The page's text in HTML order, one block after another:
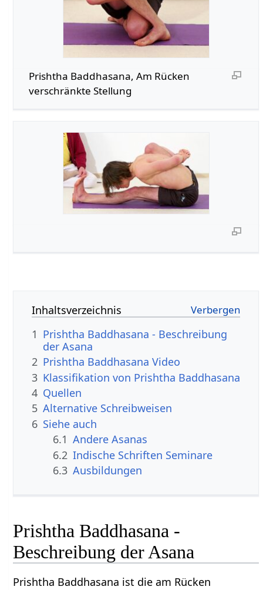
Prishtha Baddhasana, Am Rücken
verschränkte Stellung
Inhaltsverzeichnis
1 Prishtha Baddhasana - Beschreibung
der Asana
2 Prishtha Baddhasana Video
3 Klassifikation von Prishtha Baddhasana
4 Quellen
5 Alternative Schreibweisen
6 Siehe auch
6.1 Andere Asanas
6.2 Indische Schriften Seminare
6.3 Ausbildungen
Prishtha Baddhasana -
Beschreibung der Asana
Prishtha Baddhasana ist die am Rücken